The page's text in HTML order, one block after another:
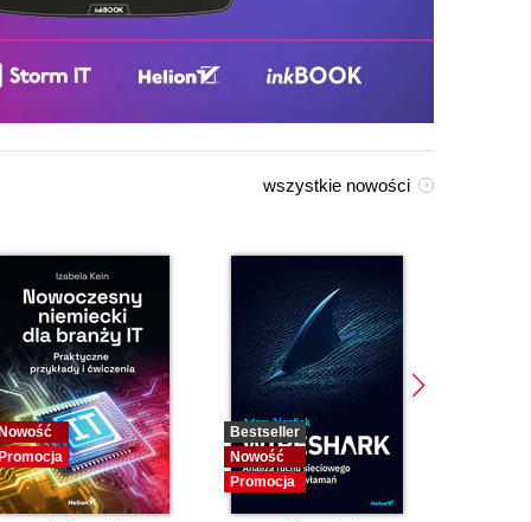
wszystkie nowości
Nowość
Promocja
Bestseller
Nowość
Promocja